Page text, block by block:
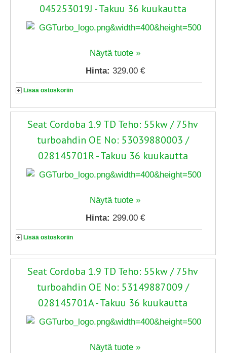
045253019J - Takuu 36 kuukautta
Näytä tuote »
Hinta: 329.00 €
Lisää ostoskoriin
Seat Cordoba 1.9 TD Teho: 55kw / 75hv
turboahdin OE No: 53039880003 /
028145701R - Takuu 36 kuukautta
Näytä tuote »
Hinta: 299.00 €
Lisää ostoskoriin
Seat Cordoba 1.9 TD Teho: 55kw / 75hv
turboahdin OE No: 53149887009 /
028145701A - Takuu 36 kuukautta
Näytä tuote »